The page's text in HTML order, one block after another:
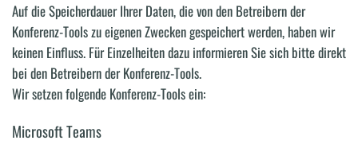
Auf die Speicherdauer Ihrer Daten, die von den Betreibern der
Konferenz-Tools zu eigenen Zwecken gespeichert werden, haben wir
keinen Einfluss. Für Einzelheiten dazu informieren Sie sich bitte direkt
bei den Betreibern der Konferenz-Tools.
Wir setzen folgende Konferenz-Tools ein:
Microsoft Teams